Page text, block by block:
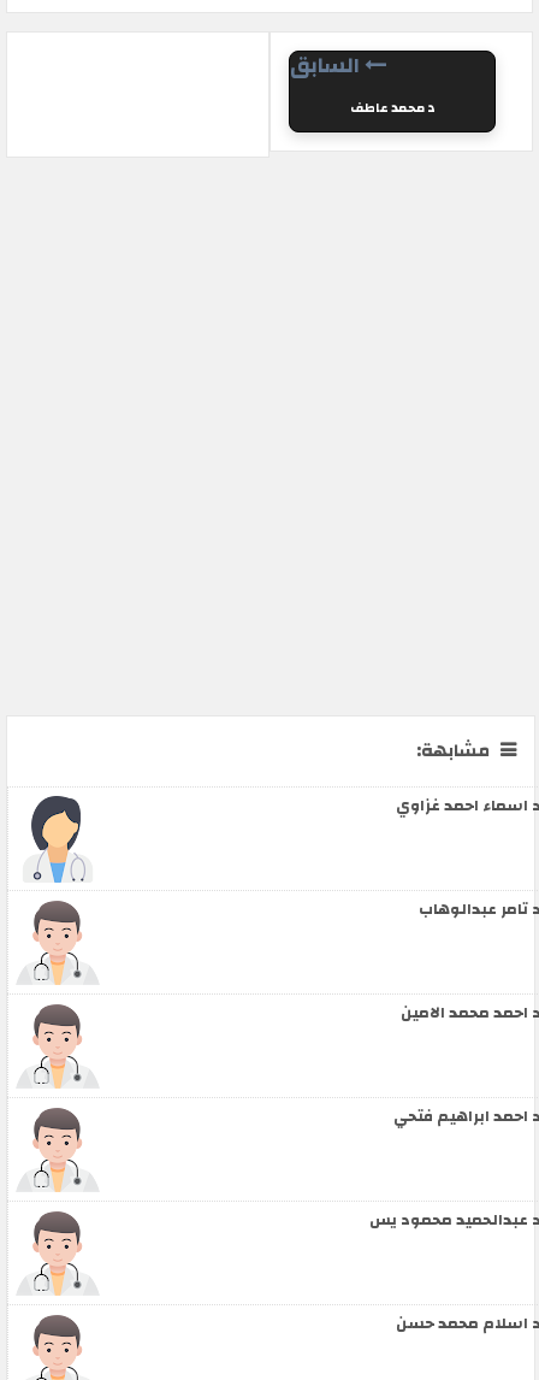
السابق
د محمد عاطف
مشابهة:
اسماء احمد غزاوي
تامر عبدالوهاب
احمد محمد الامين
احمد ابراهيم فتحي
عبدالحميد محمود يس
اسلام محمد حسن